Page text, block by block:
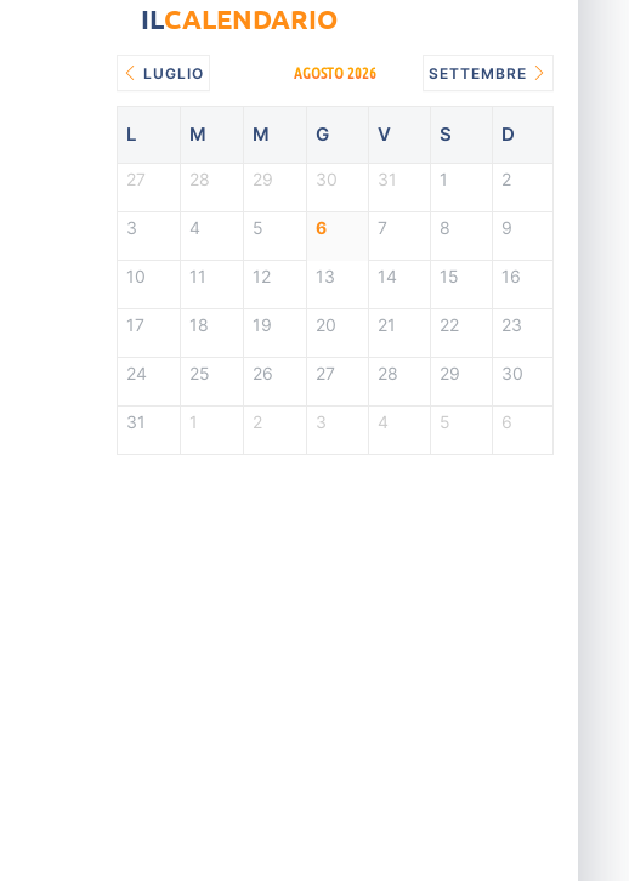
ILCALENDARIO
LUGLIO AGOSTO 2026 SETTEMBRE
L M M G V S D
27 28 29 30 31 1 2
3 4 5 6 7 8 9
10 11 12 13 14 15 16
17 18 19 20 21 22 23
24 25 26 27 28 29 30
31 1 2 3 4 5 6